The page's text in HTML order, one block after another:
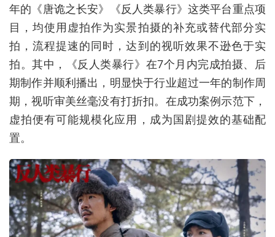
年的《唐诡之长安》《反人类暴行》这类平台重点项
目，均使用虚拍作为实景拍摄的补充或替代部分实
拍，流程提速的同时，达到的视听效果不逊色于实
拍。其中，《反人类暴行》在7个月内完成拍摄、后
期制作并顺利播出，明显快于行业超过一年的制作周
期，视听审美丝毫没有打折扣。在成功案例示范下，
虚拍便有可能规模化应用，成为国剧提效的基础配
置。